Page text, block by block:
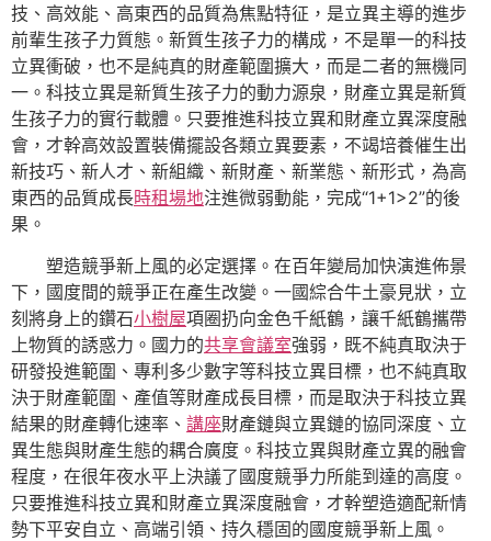
技、高效能、高東西的品質為焦點特征，是立異主導的進步
前輩生孩子力質態。新質生孩子力的構成，不是單一的科技
立異衝破，也不是純真的財產範圍擴大，而是二者的無機同
一。科技立異是新質生孩子力的動力源泉，財產立異是新質
生孩子力的實行載體。只要推進科技立異和財產立異深度融
會，才幹高效設置裝備擺設各類立異要素，不竭培養催生出
新技巧、新人才、新組織、新財產、新業態、新形式，為高
東西的品質成長時租場地注進微弱動能，完成“1+1>2”的後
果。
塑造競爭新上風的必定選擇。在百年變局加快演進佈景
下，國度間的競爭正在產生改變。一國綜合牛土豪見狀，立
刻將身上的鑽石小樹屋項圈扔向金色千紙鶴，讓千紙鶴攜帶
上物質的誘惑力。國力的共享會議室強弱，既不純真取決于
研發投進範圍、專利多少數字等科技立異目標，也不純真取
決于財產範圍、產值等財產成長目標，而是取決于科技立異
結果的財產轉化速率、 講座財產鏈與立異鏈的協同深度、立
異生態與財產生態的耦合廣度。科技立異與財產立異的融會
程度，在很年夜水平上決議了國度競爭力所能到達的高度。
只要推進科技立異和財產立異深度融會，才幹塑造適配新情
勢下平安自立、高端引領、持久穩固的國度競爭新上風。